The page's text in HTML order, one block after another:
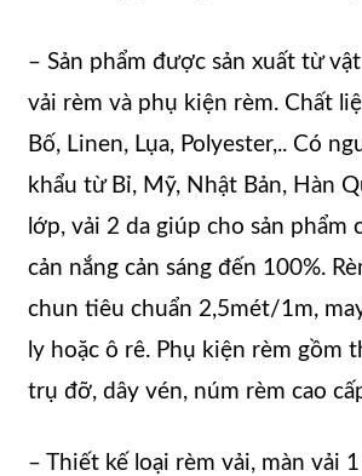
– Sản phẩm được sản xuất từ
vải rèm và phụ kiện rèm. Chất
Bố, Linen, Lụa, Polyester,.. Có
khẩu từ Bỉ, Mỹ, Nhật Bản, Hàn
lớp, vải 2 da giúp cho sản phẩm
cản nắng cản sáng đến 100%.
chun tiêu chuẩn 2,5mét/1m,
ly hoặc ô rê. Phụ kiện rèm gồm
trụ đỡ, dây vén, núm rèm cao
– Thiết kế loại rèm vải, màn vải